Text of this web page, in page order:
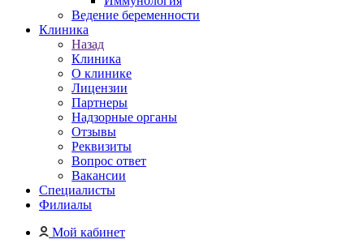
Ведение беременности
Клиника
Назад
Клиника
О клинике
Лицензии
Партнеры
Надзорные органы
Отзывы
Реквизиты
Вопрос ответ
Вакансии
Специалисты
Филиалы
Мой кабинет